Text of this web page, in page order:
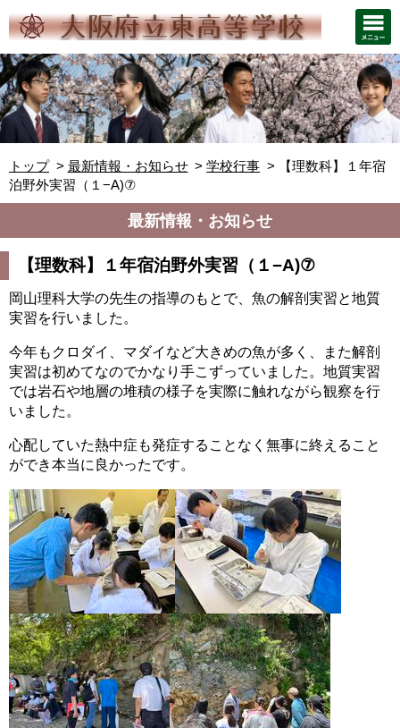
トップ 最新情報・お知らせ 学校行事
【理数科】１年宿
泊野外実習（１−A)⑦
最新情報・お知らせ
【理数科】１年宿泊野外実習（１−A)⑦
岡山理科大学の先生の指導のもとで、魚の解剖実習と地質
実習を行いました。
今年もクロダイ、マダイなど大きめの魚が多く、また解剖
実習は初めてなのでかなり手こずっていました。地質実習
では岩石や地層の堆積の様子を実際に触れながら観察を行
いました。
心配していた熱中症も発症することなく無事に終えること
ができ本当に良かったです。